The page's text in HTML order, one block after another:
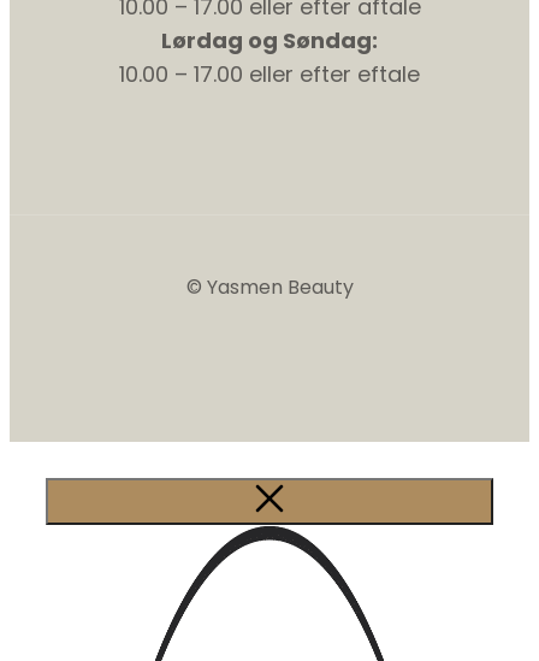
10.00 – 17.00 eller efter aftale
Lørdag og Søndag:
10.00 – 17.00 eller efter eftale
© Yasmen Beauty